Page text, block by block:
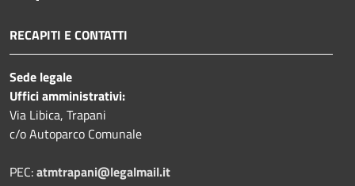
RECAPITI E CONTATTI
Sede legale
Uffici amministrativi:
Via Libica, Trapani
c/o Autoparco Comunale
PEC:atmtrapani@legalmail.it